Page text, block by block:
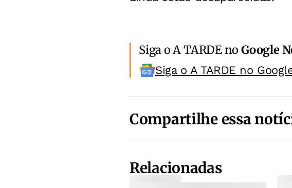
Siga o A TARDE noGoogle
Siga o A TARDE no
Compartilhe essa
Relacionadas